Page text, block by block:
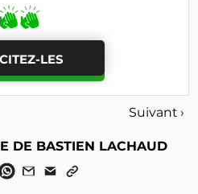
LES
Suivant ›
DE BASTIEN LACHAUD